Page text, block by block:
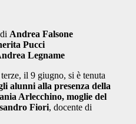
di Andrea Falsone
Pucci
Legname
il 9 giugno, si è tenuta
alunni alla presenza della
Arlecchino, moglie del
Fiori, docente di